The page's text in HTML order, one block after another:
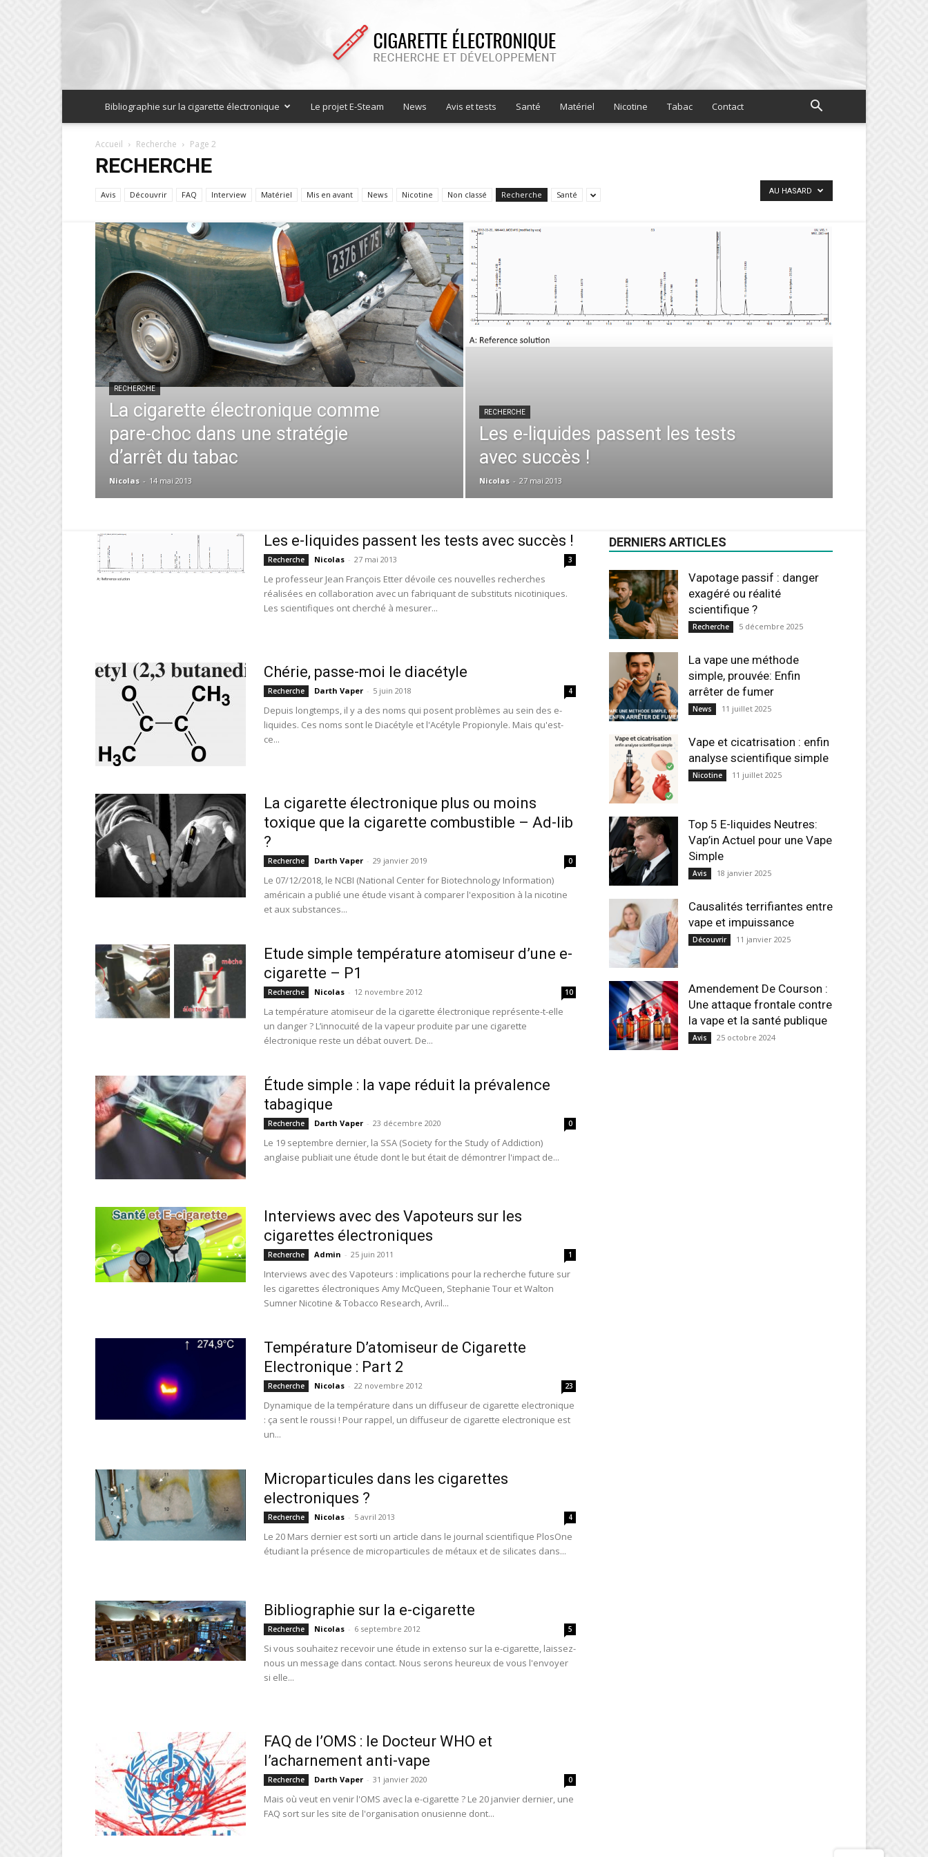
Cigarette
recherche
Bibliographie sur la cigarette électronique Le projet E-Steam News Avis et tests Santé Matériel Nicotine Tabac Contact
Accueil Recherche Page 2
RECHERCHE
Avis Découvrir FAQ Interview Matériel Mis en avant News Nicotine Non classé Recherche Santé AU HASARD
RECHERCHE
La cigarette électronique comme
pare-choc dans une stratégie
d’arrêt du tabac
Nicolas - 14 mai 2013
RECHERCHE
Les e-liquides passent les tests
avec succès !
Nicolas - 27 mai 2013
Les e-liquides passent les tests avec succès !
Recherche Nicolas - 27 mai 2013 3
Le professeur Jean François Etter dévoile ces nouvelles recherches
réalisées en collaboration avec un fabriquant de substituts nicotiniques.
Les scientifiques ont cherché à mesurer...
Chérie, passe-moi le diacétyle
Recherche Darth Vaper - 5 juin 2018 4
Depuis longtemps, il y a des noms qui posent problèmes au sein des e-
liquides. Ces noms sont le Diacétyle et l'Acétyle Propionyle. Mais qu'est-
ce...
La cigarette électronique plus ou moins
toxique que la cigarette combustible – Ad-lib
?
Recherche Darth Vaper - 29 janvier 2019 0
Le 07/12/2018, le NCBI (National Center for Biotechnology Information)
américain a publié une étude visant à comparer l'exposition à la nicotine
et aux substances...
Etude simple température atomiseur d’une e-
cigarette – P1
Recherche Nicolas - 12 novembre 2012 10
La température atomiseur de la cigarette électronique représente-t-elle
un danger ? L’innocuité de la vapeur produite par une cigarette
électronique reste un débat ouvert. De...
Étude simple : la vape réduit la prévalence
tabagique
Recherche Darth Vaper - 23 décembre 2020 0
Le 19 septembre dernier, la SSA (Society for the Study of Addiction)
anglaise publiait une étude dont le but était de démontrer l'impact de...
Interviews avec des Vapoteurs sur les
cigarettes électroniques
Recherche Admin - 25 juin 2011 1
Interviews avec des Vapoteurs : implications pour la recherche future sur
les cigarettes électroniques Amy McQueen, Stephanie Tour et Walton
Sumner Nicotine & Tobacco Research, Avril...
Température D’atomiseur de Cigarette
Electronique : Part 2
Recherche Nicolas - 22 novembre 2012 23
Dynamique de la température dans un diffuseur de cigarette electronique
: ça sent le roussi ! Pour rappel, un diffuseur de cigarette electronique est
un...
Microparticules dans les cigarettes
electroniques ?
Recherche Nicolas - 5 avril 2013 4
Le 20 Mars dernier est sorti un article dans le journal scientifique PlosOne
étudiant la présence de microparticules de métaux et de silicates dans...
Bibliographie sur la e-cigarette
Recherche Nicolas - 6 septembre 2012 5
Si vous souhaitez recevoir une étude in extenso sur la e-cigarette, laissez-
nous un message dans contact. Nous serons heureux de vous l'envoyer
si elle...
FAQ de l’OMS : le Docteur WHO et
l’acharnement anti-vape
Recherche Darth Vaper - 31 janvier 2020 0
Mais où veut en venir l'OMS avec la e-cigarette ? Le 20 janvier dernier, une
FAQ sort sur les site de l'organisation onusienne dont...
DERNIERS ARTICLES
Vapotage passif : danger
exagéré ou réalité
scientifique ?
Recherche 5 décembre 2025
La vape une méthode
simple, prouvée: Enfin
arrêter de fumer
News 11 juillet 2025
Vape et cicatrisation : enfin
analyse scientifique simple
Nicotine 11 juillet 2025
Top 5 E-liquides Neutres:
Vap’in Actuel pour une Vape
Simple
Avis 18 janvier 2025
Causalités terrifiantes entre
vape et impuissance
Découvrir 11 janvier 2025
Amendement De Courson :
Une attaque frontale contre
la vape et la santé publique
Avis 25 octobre 2024